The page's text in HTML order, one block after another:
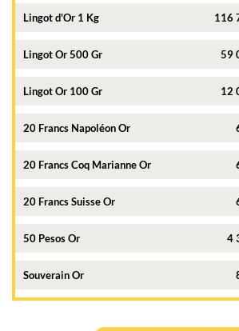
Lingot d'Or 1 Kg 116
Lingot Or 500 Gr 59
Lingot Or 100 Gr 12
20 Francs Napoléon Or
20 Francs Coq Marianne Or
20 Francs Suisse Or
50 Pesos Or 4
Souverain Or